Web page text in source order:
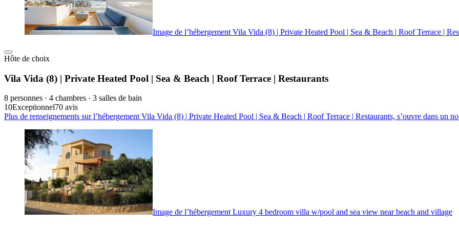
Image de l’hébergement Vila Vida (8) | Private Heated Pool | Sea & Beach | Roof Terrace |
Hôte de choix
Vila Vida (8) | Private Heated Pool | Sea & Beach | Roof Terrace | Restaurants
8 personnes · 4 chambres · 3 salles de bain
10Exceptionnel70 avis
Plus de renseignements sur l’hébergement Vila Vida (8) | Private Heated Pool | Sea & Beach | Roof Terrace | Restaurants, s’ouvre dans un
Image de l’hébergement Luxury 4 bedroom villa w/pool and sea view near beach and village